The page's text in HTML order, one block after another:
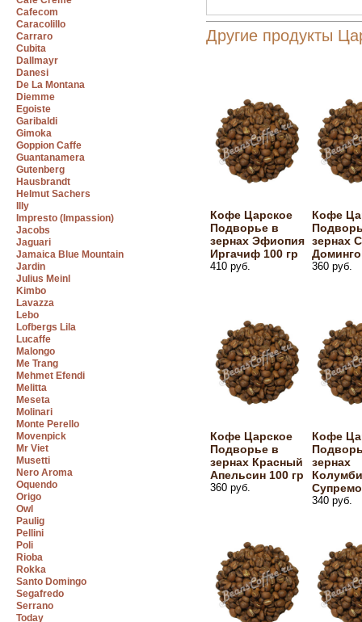
Cafecom
Caracolillo
Carraro
Cubita
Dallmayr
Danesi
De La Montana
Diemme
Egoiste
Garibaldi
Gimoka
Goppion Caffe
Guantanamera
Gutenberg
Hausbrandt
Helmut Sachers
Illy
Impresto (Impassion)
Jacobs
Jaguari
Jamaica Blue Mountain
Jardin
Julius Meinl
Kimbo
Lavazza
Lebo
Lofbergs Lila
Lucaffe
Malongo
Me Trang
Mehmet Efendi
Melitta
Meseta
Molinari
Monte Perello
Movenpick
Mr Viet
Musetti
Nero Aroma
Oquendo
Origo
Owl
Paulig
Pellini
Poli
Rioba
Rokka
Santo Domingo
Segafredo
Serrano
Today
Другие продукты
Кофе Царское
Подворье в
зернах Эфиопия
Иргачиф 100 гр
410 руб.
Кофе
зернах
Доминго
360 руб.
Кофе Царское
Подворье в
зернах Красный
Апельсин 100 гр
360 руб.
Кофе
зернах
340 руб.